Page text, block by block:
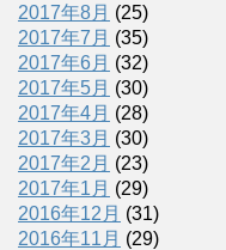
2017年8月 (25)
2017年7月 (35)
2017年6月 (32)
2017年5月 (30)
2017年4月 (28)
2017年3月 (30)
2017年2月 (23)
2017年1月 (29)
2016年12月 (31)
2016年11月 (29)